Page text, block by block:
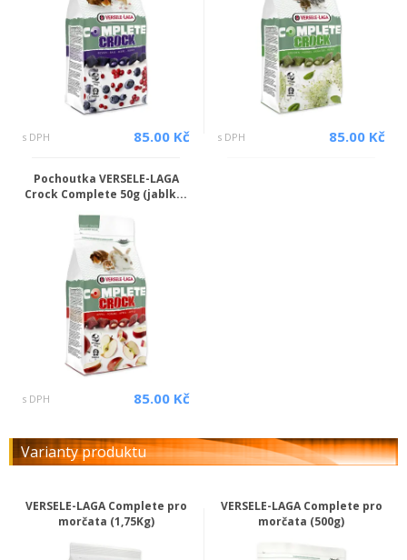
s DPH 85.00 Kč s DPH 85.00 Kč
Pochoutka VERSELE-LAGA
Crock Complete 50g (jablk...
s DPH 85.00 Kč
Varianty produktu
VERSELE-LAGA Complete pro
morčata (1,75Kg)
VERSELE-LAGA Complete pro
morčata (500g)